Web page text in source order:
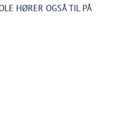
HØRER OGSÅ TIL PÅ